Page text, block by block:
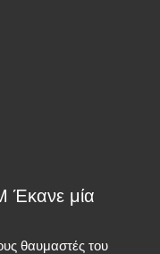
Έκανε μία
θαυμαστές του